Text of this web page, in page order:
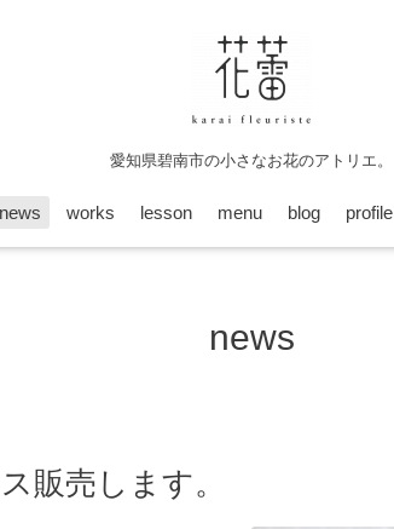
愛知県碧南市の小さなお花のアトリエ。
news works lesson menu blog profile
news
販売します。